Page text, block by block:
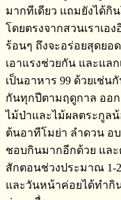
มากทีเดียว​ แถมยังได้
โดยตรงจากสวนเราเอ
ร้อนๆ​ ถึงจะอร่อยสุดยอ
เอาแรงช่วยกัน​ และแล
เป็นอาหาร​ 99 ด้วยเช่
กันทุกปีตามฤดูกาล​ ออ
ไม้ป่า​และไม้ผลตระกูลน้
ต้นอาทีโมย่า​ ลำดวน​ อ
ชอบกินมากอีกด้วย​ แล
สักตอนช่วงประมาณ​ 1-2
และวันหน้าค่อยได้ทำกิ